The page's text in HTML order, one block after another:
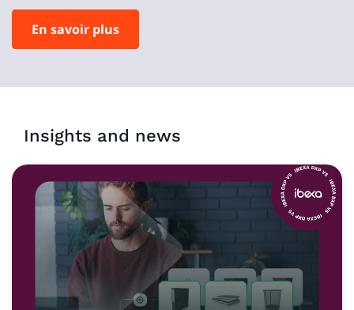
En savoir plus
Insights and news